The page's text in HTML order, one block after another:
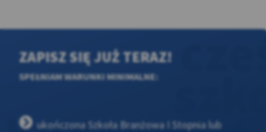
ZAPISZ SIĘ JUŻ TERAZ!
SPEŁNIAM WARUNKI MINIMALNE:
ukończona Szkoła Branżowa I Stopnia lub